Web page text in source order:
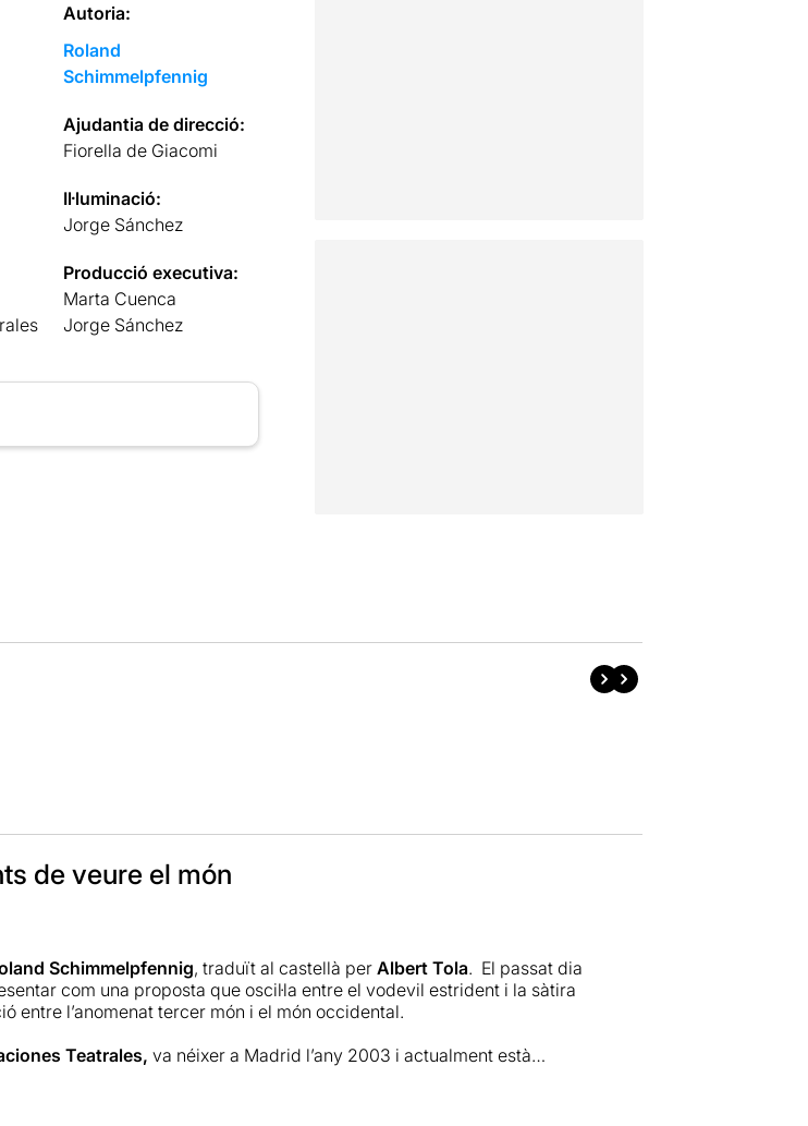
Autoria:
Roland
Schimmelpfennig
Ajudantia de direcció:
Fiorella de Giacomi
Il·luminació:
Jorge Sánchez
Producció executiva:
Marta Cuenca
Jorge Sánchez
de veure el món
Schimmelpfennig, traduït al castellà per Albert Tola. El passat dia
com una proposta que oscil·la entre el vodevil estrident i la sàtira
entre l’anomenat tercer món i el món occidental.
Teatrales, va néixer a Madrid l’any 2003 i actualment està